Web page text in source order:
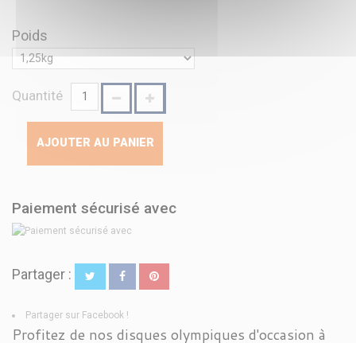
Poids
Quantité
AJOUTER AU PANIER
Paiement sécurisé avec
Partager :
Partager sur Facebook !
Profitez de nos disques olympiques d'occasion à